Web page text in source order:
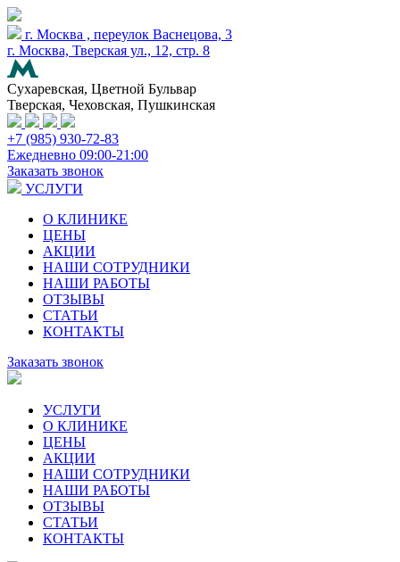
г. Москва , переулок Васнецова, 3
г. Москва, Тверская ул., 12, стр. 8
Сухаревская, Цветной Бульвар
Тверская, Чеховская, Пушкинская
+7 (985) 930-72-83
Ежедневно 09:00-21:00
Заказать звонок
УСЛУГИ
О КЛИНИКЕ
ЦЕНЫ
АКЦИИ
НАШИ СОТРУДНИКИ
НАШИ РАБОТЫ
ОТЗЫВЫ
СТАТЬИ
КОНТАКТЫ
Заказать звонок
УСЛУГИ
О КЛИНИКЕ
ЦЕНЫ
АКЦИИ
НАШИ СОТРУДНИКИ
НАШИ РАБОТЫ
ОТЗЫВЫ
СТАТЬИ
КОНТАКТЫ